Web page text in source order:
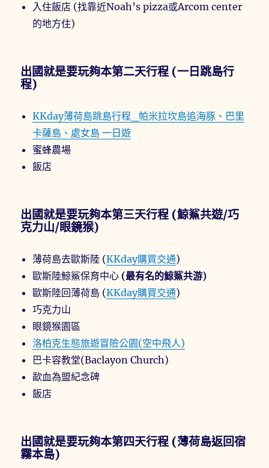
入住飯店 (找靠近Noah’s pizza或Arcom center
的地方住)
出國就是要玩夠本第二天行程 (一日跳島行
程)
KKday薄荷島跳島行程_帕米拉坎島追海豚、巴里
卡薩島、處女島 一日遊
蜜蜂農場
飯店
出國就是要玩夠本第三天行程 (鯨鯊共遊/巧
克力山/眼鏡猴)
薄荷島去歐斯陸 (KKday購買交通)
歐斯陸鯨鯊保育中心 (最有名的鯨鯊共游)
歐斯陸回薄荷島 (KKday購買交通)
巧克力山
眼鏡猴園區
洛柏克生態旅遊冒險公園(空中飛人)
巴卡容教堂(Baclayon Church)
歃血為盟紀念碑
飯店
出國就是要玩夠本第四天行程 (薄荷島返回宿
霧本島)